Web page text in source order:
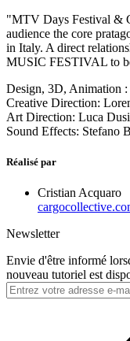
"MTV Days Festival &
audience the core
in Italy. A direct
MUSIC FESTIVAL to
Design, 3D, Animation
Creative Direction:
Art Direction: Luca
Sound Effects: Stefano
Réalisé par
Cristian Acquaro
Newsletter
Envie d'être informé
nouveau tutoriel est